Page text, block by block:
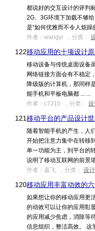
都说好的交互设计的评判
2G、3G环境下加载不够
是“如何优雅而不令人烦
作者：wangyi ，分类：
122.移动应用的十项设计
移动设备与传统桌面设备
网络链接方面会有不稳定
降级版的计算机，那同样
能手机和平板电脑都 ... ...
作者：c7210 ，分类： 设
121.移动平台的产品设计
随着智能手机的产生，人
开始把注意力集中在转移
单一功能为主，到平台的
说明了移动互联网的前景
作者：嘉飞 ，分类： 设
120.移动应用丰富动效的六
如果想让你的移动应用更
的动效可以让你的应用彰
的应用减少焦虑，消除等
信息组织，整洁高效。